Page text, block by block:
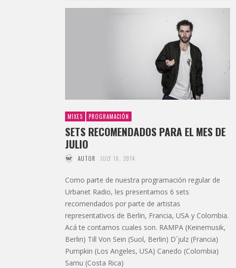
MIXES PROGRAMACIÓN
SETS RECOMENDADOS PARA EL MES DE
JULIO
AUTOR JULY 16, 2014
Como parte de nuestra programación regular de
Urbanet Radio, les presentamos 6 sets
recomendados por parte de artistas
representativos de Berlin, Francia, USA y Colombia.
Acá te contamos cuales son. RAMPA (Keinemusik,
Berlin) Till Von Sein (Suol, Berlin) D´julz (Francia)
Pumpkin (Los Angeles, USA) Canedo (Colombia)
Samu (Costa Rica)